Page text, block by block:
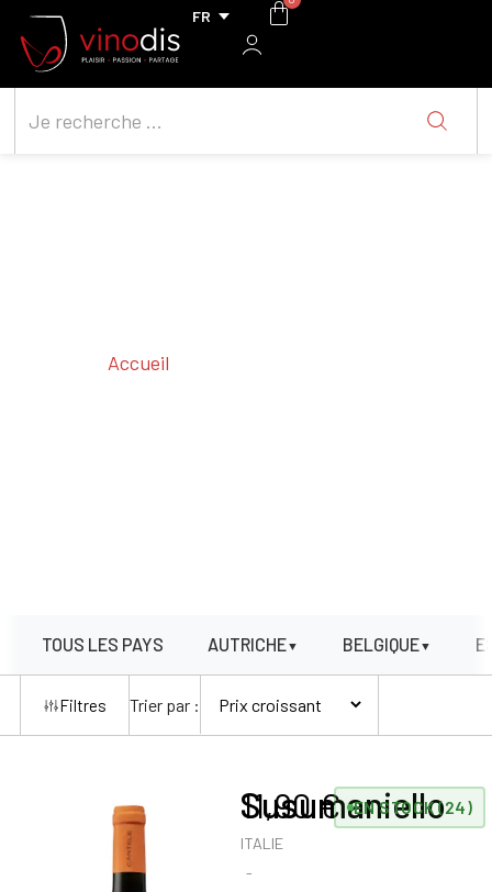
Accueil
TOUS LES PAYS AUTRICHE▼ BELGIQUE▼
Filtres Trier par :
Susumaniello
ITALIE
11,90€ EN STOCK (24)